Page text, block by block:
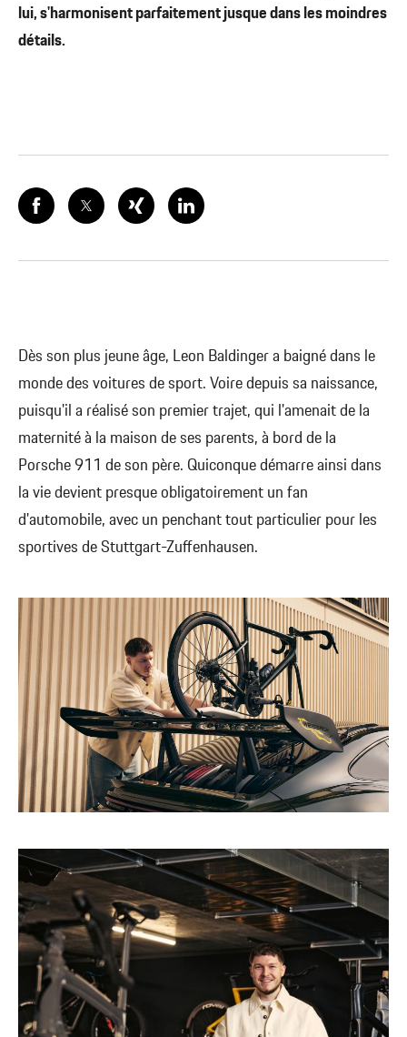
lui, s'harmonisent parfaitement jusque dans les moindres
détails.
Dès son plus jeune âge, Leon Baldinger a baigné dans le
monde des voitures de sport. Voire depuis sa naissance,
puisqu'il a réalisé son premier trajet, qui l'amenait de la
maternité à la maison de ses parents, à bord de la
Porsche 911 de son père. Quiconque démarre ainsi dans
la vie devient presque obligatoirement un fan
d'automobile, avec un penchant tout particulier pour les
sportives de Stuttgart-Zuffenhausen.